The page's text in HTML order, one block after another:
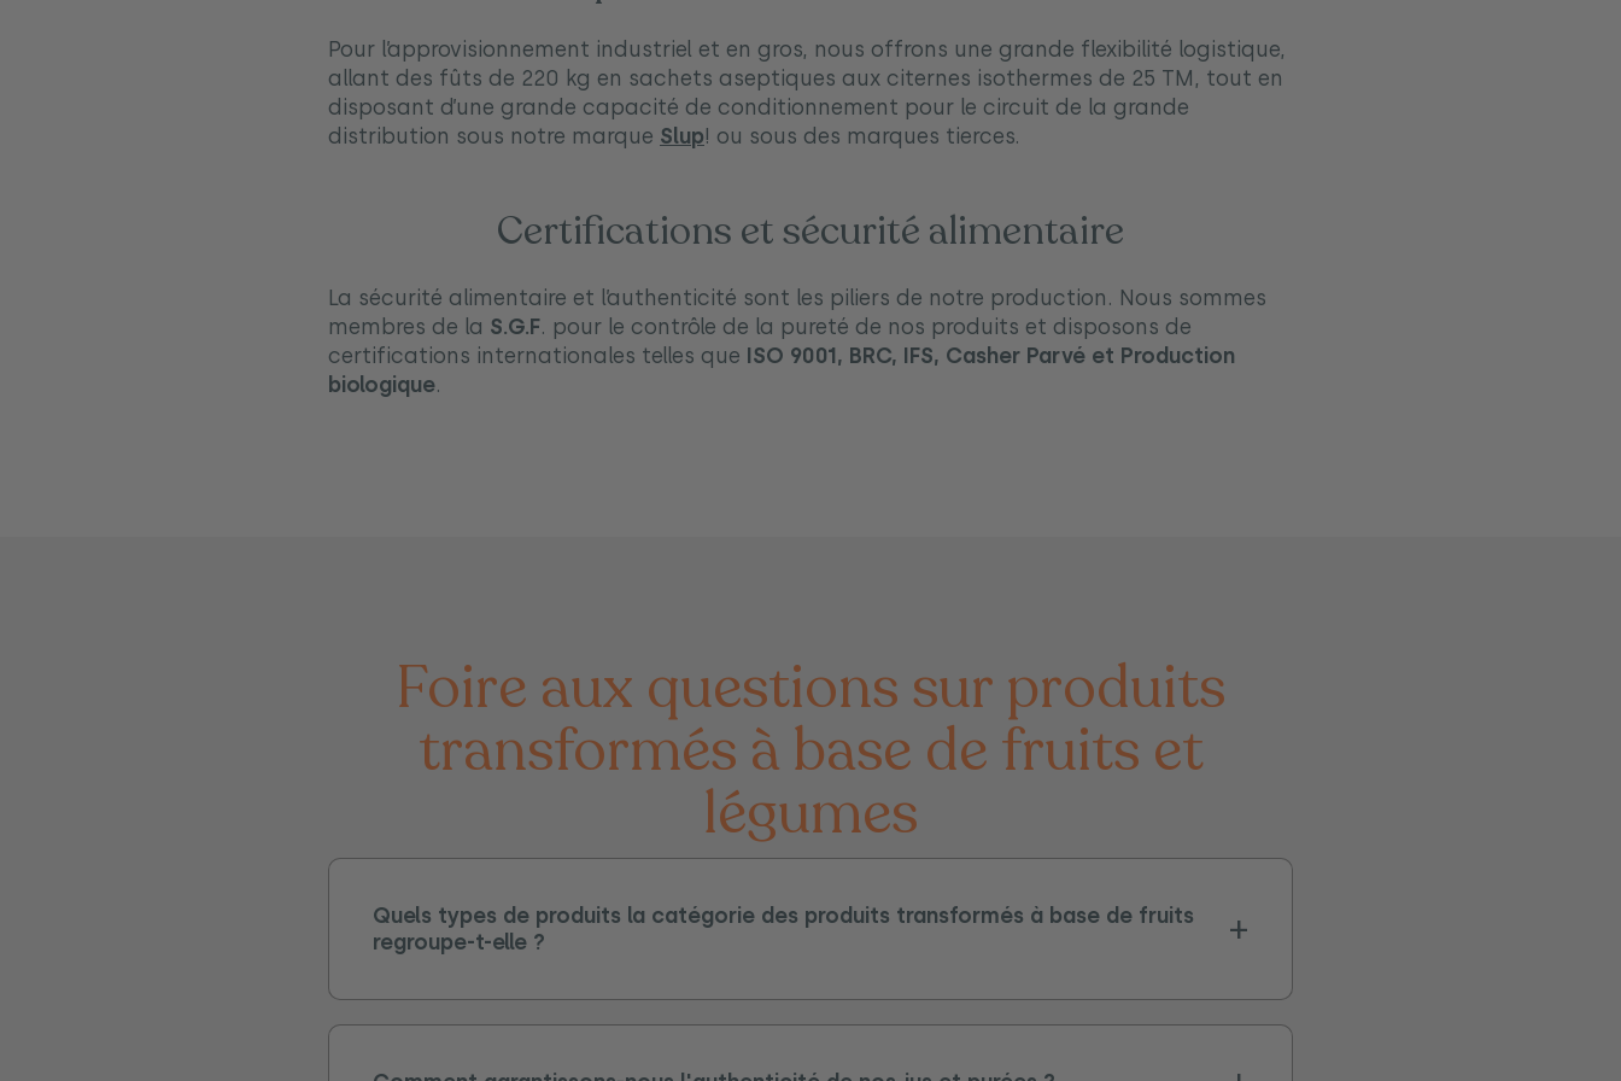
Pour l’approvisionnement industriel et en gros, nous offrons une grande flexibilité logistique,
allant des fûts de 220 kg en sachets aseptiques aux citernes isothermes de 25 TM, tout en
disposant d’une grande capacité de conditionnement pour le circuit de la grande
distribution sous notre marque Slup! ou sous des marques tierces.
Certifications et sécurité alimentaire
La sécurité alimentaire et l’authenticité sont les piliers de notre production. Nous sommes
membres de la S.G.F. pour le contrôle de la pureté de nos produits et disposons de
certifications internationales telles que ISO 9001, BRC, IFS, Casher Parvé et Production
biologique.
foire aux questions sur produits
transformés à base de fruits et
légumes
Quels types de produits la catégorie des produits transformés à base de fruits
regroupe-t-elle ?